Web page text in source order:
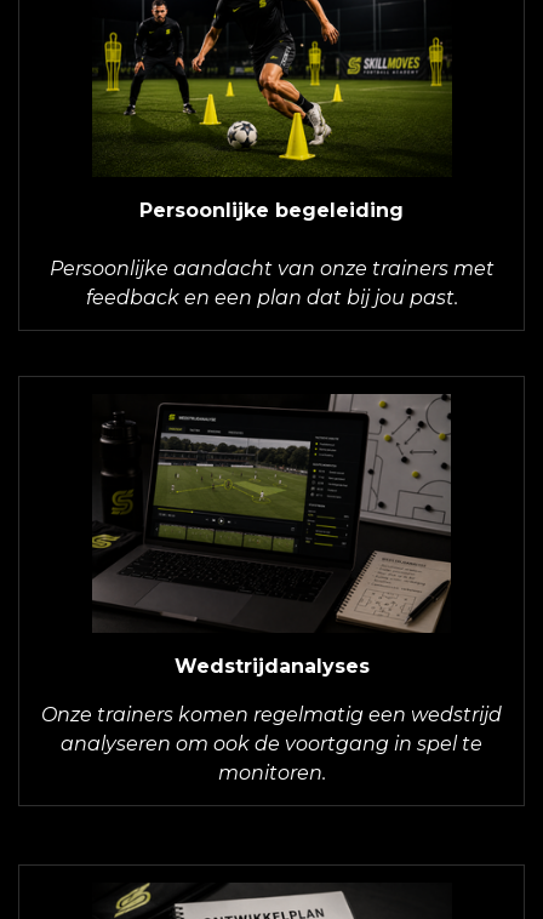
Persoonlijke begeleiding
Persoonlijke aandacht van onze trainers met
feedback en een plan dat bij jou past.
Wedstrijdanalyses
Onze trainers komen regelmatig een wedstrijd
analyseren om ook de voortgang in spel te
monitoren.